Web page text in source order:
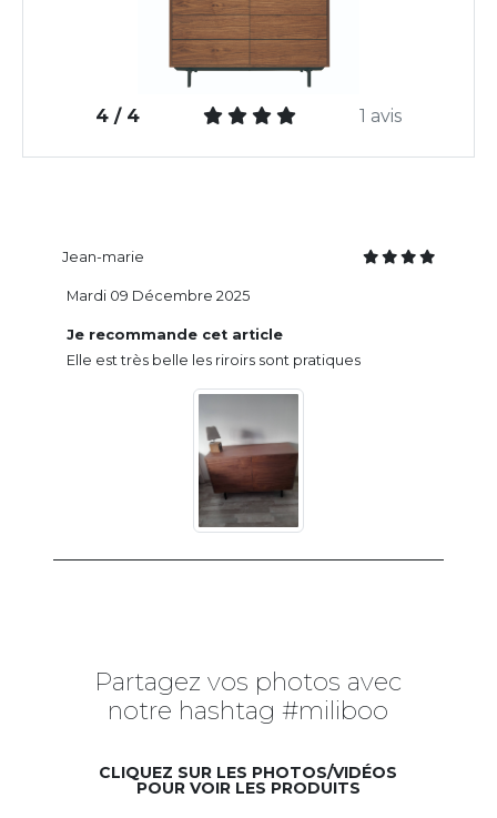
4 / 4 1 avis
Jean-marie
Je recommande cet article
Elle est très belle les riroirs sont pratiques
Mardi 09 Décembre 2025
Partagez vos photos avec
notre hashtag #miliboo
CLIQUEZ SUR LES PHOTOS/VIDÉOS
POUR VOIR LES PRODUITS